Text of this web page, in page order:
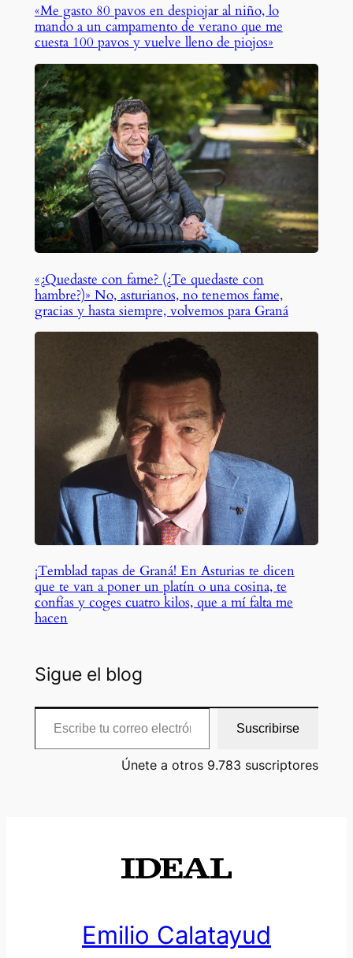
«Me gasto 80 pavos en despiojar al niño, lo
mando a un campamento de verano que me
cuesta 100 pavos y vuelve lleno de piojos»
«¿Quedaste con fame? (¿Te quedaste con
hambre?)» No, asturianos, no tenemos fame,
gracias y hasta siempre, volvemos para Graná
¡Temblad tapas de Graná! En Asturias te dicen
que te van a poner un platín o una cosina, te
confías y coges cuatro kilos, que a mí falta me
hacen
Sigue el blog
Escribe tu correo electrónico…
Suscribirse
Únete a otros 9.783 suscriptores
Emilio Calatayud